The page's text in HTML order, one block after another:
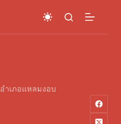
อำเภอแหลมงอบ